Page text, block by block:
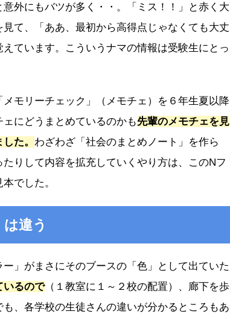
外にもバツが多く・・。「ミス！！」と赤く大
て、「ああ、最初から高得点じゃなくても大丈
ています。こういうナマの情報は受験生にとっ
モリーチェック」（メモチェ）を６年生夏以降
にどうまとめているのかも先輩のメモチェを見
た。 わざわざ「社会のまとめノート」を作ら
りして内容を拡充していくやり方は、このNフ
でした。
違う
」がまさにそのブースの「色」として出ていた
いるので（１教室に１～２校の配置）、廊下を歩
、各学校の生徒さんの違いが分かるところもあ